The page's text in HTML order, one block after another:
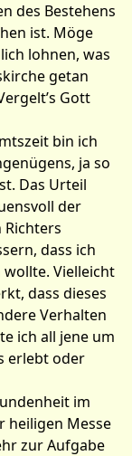
des Bestehens
ist. Möge
lohnen, was
getan
Gott
bin ich
ja so
Das Urteil
der
dass ich
Vielleicht
dass dieses
Verhalten
ich all jene um
erlebt oder
im
heiligen Messe
zur Aufgabe